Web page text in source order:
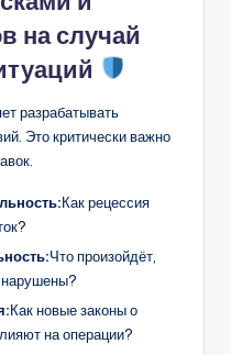
на случай
разрабатывать
Это критически важно
Как рецессия
Что произойдёт,
нарушены?
Как новые законы о
на операции?